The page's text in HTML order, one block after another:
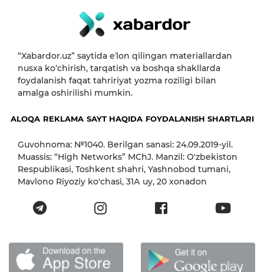
“Xabardor.uz” saytida eʼlon qilingan materiallardan
nusxa ko‘chirish, tarqatish va boshqa shakllarda
foydalanish faqat tahririyat yozma roziligi bilan
amalga oshirilishi mumkin.
ALOQA REKLAMA SAYT HAQIDA FOYDALANISH SHARTLARI
Guvohnoma: №1040. Berilgan sanasi: 24.09.2019-yil.
Muassis: “High Networks” MChJ. Manzil: O'zbekiston
Respublikasi, Toshkent shahri, Yashnobod tumani,
Mavlono Riyoziy ko'chasi, 31А uy, 20 xonadon